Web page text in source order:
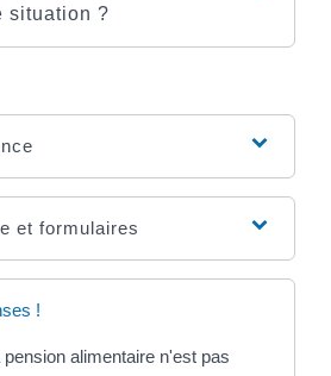
situation ?
et formulaires
!
alimentaire n'est pas